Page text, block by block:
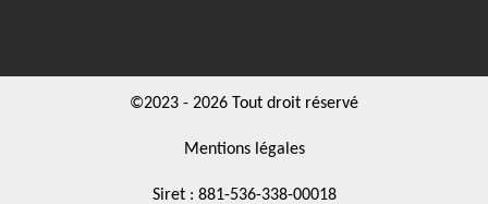
©2023 - 2026 Tout droit réservé
Mentions légales
Siret : 881-536-338-00018